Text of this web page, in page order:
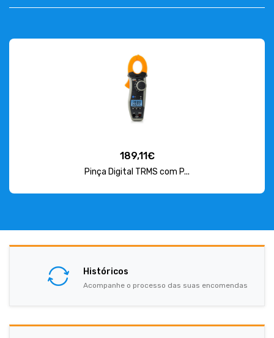
189,11€
Pinça Digital TRMS com P...
Históricos
Acompanhe o processo das suas encomendas